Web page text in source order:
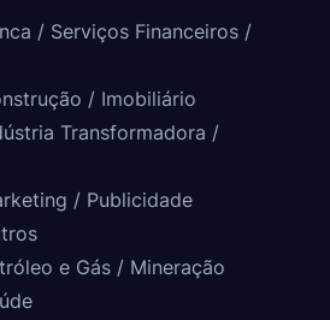
/ Serviços Financeiros /
/ Imobiliário
Transformadora /
/ Publicidade
e Gás / Mineração